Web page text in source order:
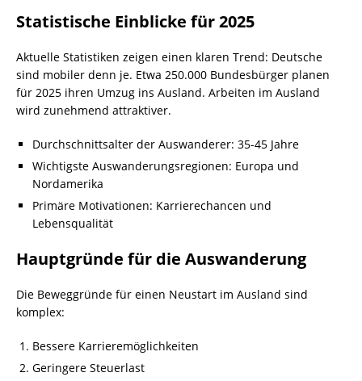
Statistische Einblicke für 2025
Aktuelle Statistiken zeigen einen klaren Trend: Deutsche
sind mobiler denn je. Etwa 250.000 Bundesbürger planen
für 2025 ihren Umzug ins Ausland. Arbeiten im Ausland
wird zunehmend attraktiver.
Durchschnittsalter der Auswanderer: 35-45 Jahre
Wichtigste Auswanderungsregionen: Europa und
Nordamerika
Primäre Motivationen: Karrierechancen und
Lebensqualität
Hauptgründe für die Auswanderung
Die Beweggründe für einen Neustart im Ausland sind
komplex:
Bessere Karrieremöglichkeiten
Geringere Steuerlast